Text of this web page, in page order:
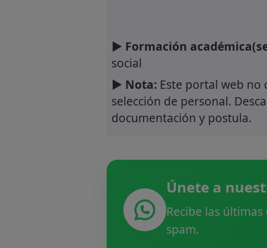
► Formación
social
► Nota:Este portal web no
selección de personal.
documentación y postula.
Únete a
Recibe las
spam.